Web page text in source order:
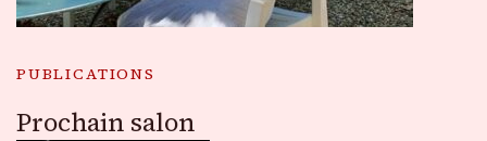
PUBLICATIONS
Prochain salon